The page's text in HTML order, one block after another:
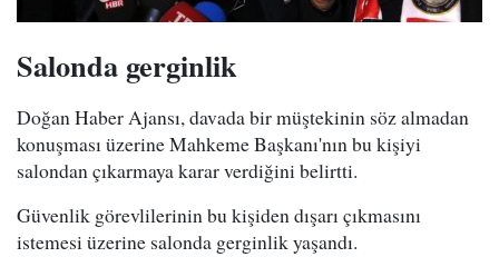
Salonda gerginlik
Doğan Haber Ajansı, davada bir müştekinin söz almadan
konuşması üzerine Mahkeme Başkanı'nın bu kişiyi
salondan çıkarmaya karar verdiğini belirtti.
Güvenlik görevlilerinin bu kişiden dışarı çıkmasını
istemesi üzerine salonda gerginlik yaşandı.